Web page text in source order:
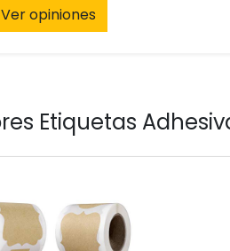
Ver opiniones
Etiquetas